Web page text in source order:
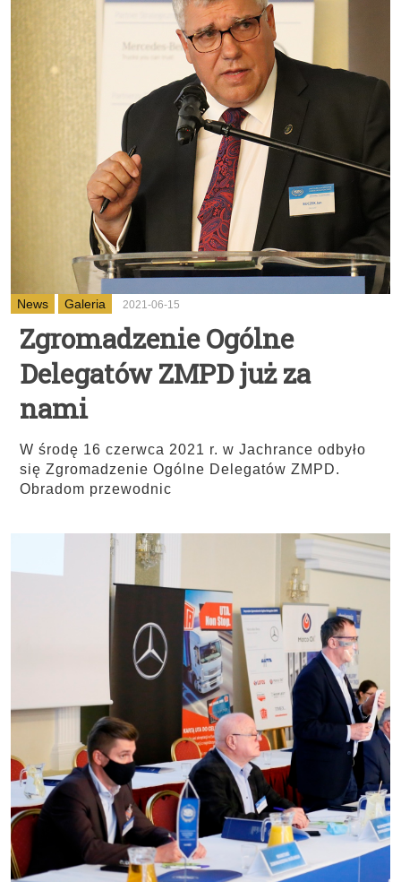
News Galeria 2021-06-15
Zgromadzenie Ogólne
Delegatów ZMPD już za
nami
W środę 16 czerwca 2021 r. w Jachrance odbyło
się Zgromadzenie Ogólne Delegatów ZMPD.
Obradom przewodnic